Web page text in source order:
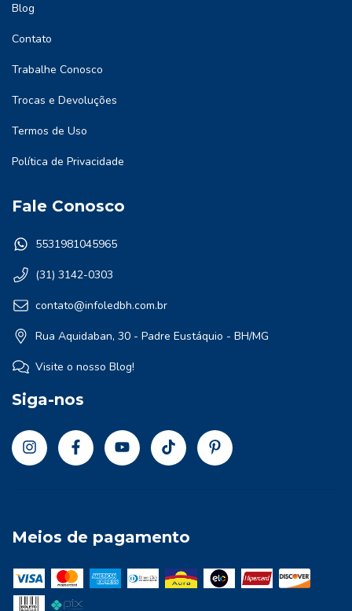
Blog
Contato
Trabalhe Conosco
Trocas e Devoluções
Termos de Uso
Política de Privacidade
Fale Conosco
5531981045965
(31) 3142-0303
contato@infoledbh.com.br
Rua Aquidaban, 30 - Padre Eustáquio - BH/MG
Visite o nosso Blog!
Siga-nos
Meios de pagamento